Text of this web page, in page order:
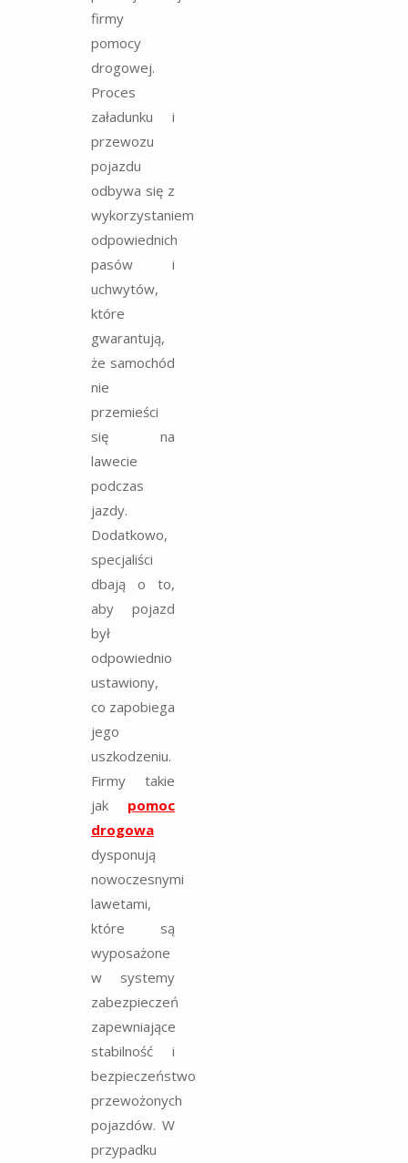
firmy
pomocy
drogowej.
Proces
załadunku i
przewozu
pojazdu
odbywa się z
wykorzystaniem
odpowiednich
pasów i
uchwytów,
które
gwarantują,
że samochód
nie
przemieści
się na
lawecie
podczas
jazdy.
Dodatkowo,
specjaliści
dbają o to,
aby pojazd
był
odpowiednio
ustawiony,
co zapobiega
jego
uszkodzeniu.
Firmy takie
jak pomoc
drogowa
dysponują
nowoczesnymi
lawetami,
które są
wyposażone
w systemy
zabezpieczeń
zapewniające
stabilność i
bezpieczeństwo
przewożonych
pojazdów. W
przypadku